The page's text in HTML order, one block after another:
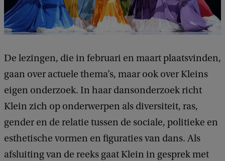
De lezingen, die in februari en maart plaatsvinden,
gaan over actuele thema’s, maar ook over Kleins
eigen onderzoek. In haar dansonderzoek richt
Klein zich op onderwerpen als diversiteit, ras,
gender en de relatie tussen de sociale, politieke en
esthetische vormen en figuraties van dans. Als
afsluiting van de reeks gaat Klein in gesprek met